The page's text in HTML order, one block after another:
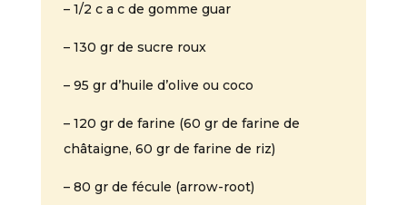
– 1/2 c a c de gomme guar
– 130 gr de sucre roux
– 95 gr d’huile d’olive ou coco
– 120 gr de farine (60 gr de farine de
châtaigne, 60 gr de farine de riz)
– 80 gr de fécule (arrow-root)